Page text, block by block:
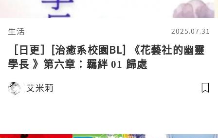
生活 2025.07.31
［日更］[治癒系校園BL] 《花藝社的幽靈
學長 》第六章：羈絆 01 歸處
艾米莉